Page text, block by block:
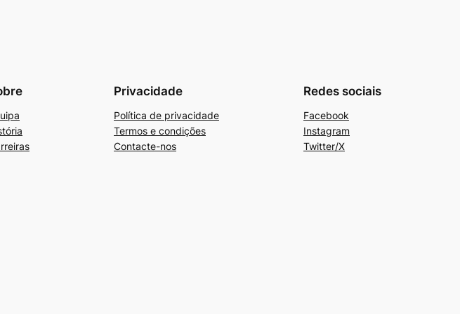
Privacidade
Política de privacidade
Termos e condições
Contacte-nos
Redes sociais
Facebook
Instagram
Twitter/X